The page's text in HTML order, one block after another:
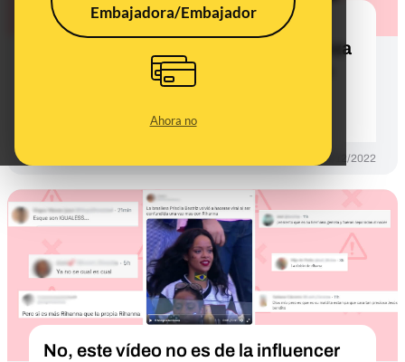
Embajadora/Embajador
Ahora no
¿Qué sabemos sobre que una
profesora de un instituto en Zaragoza
haya prohibido llevar la bandera de
España y haya colgado la de
14/12/2022
No, este vídeo no es de la influencer